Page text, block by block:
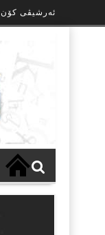
ئەرشیڤی کۆن